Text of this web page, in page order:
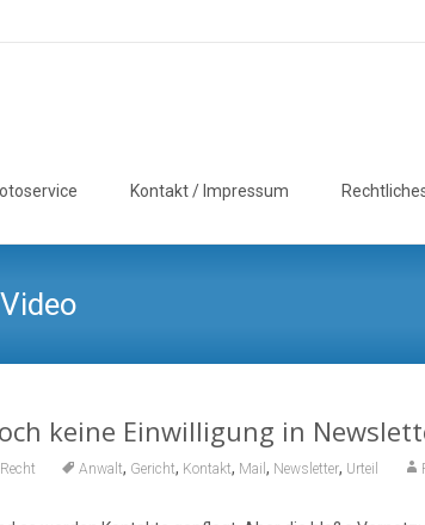
Kontakt / Impressum
keine Einwilligung in
Recht Anwalt, Gericht, Kontakt, Mail , Newsletter, Urteil